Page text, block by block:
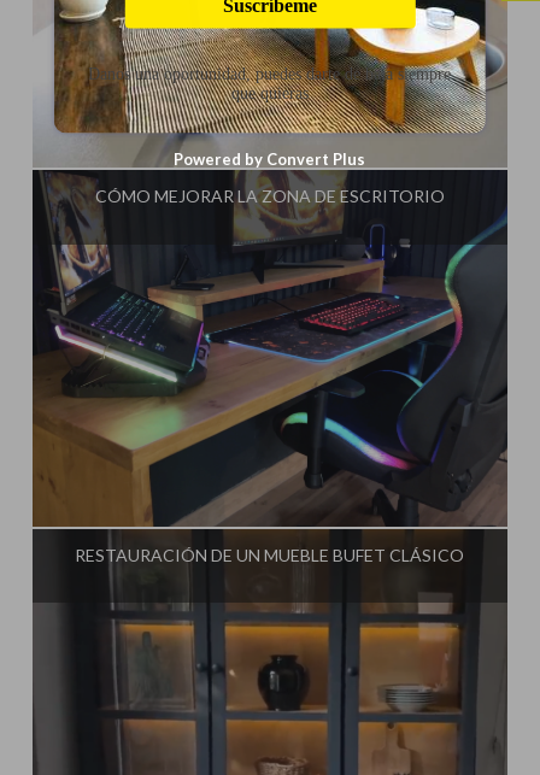
Influencer:
CÓMO MEJORAR LA ZONA DE ESCRITORIO
Influencer:
RESTAURACIÓN DE UN MUEBLE BUFET CLÁSICO
Suscríbeme
Danos una oportunidad, puedes darte de baja siempre
que quieras
Powered by Convert Plus